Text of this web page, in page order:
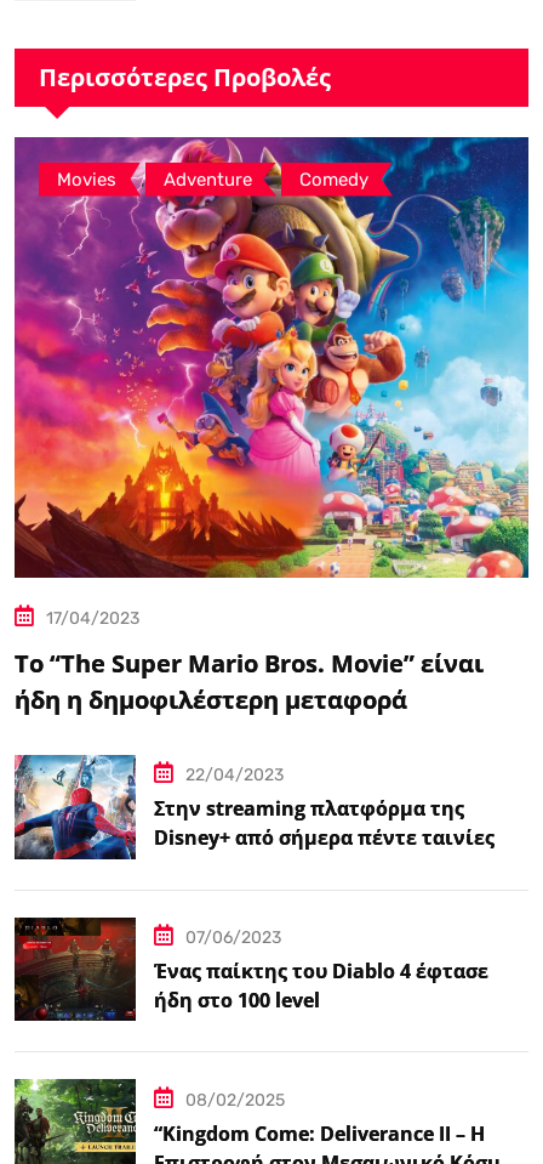
Περισσότερες Προβολές
Movies , Adventure , Comedy
17/04/2023
Το “The Super Mario Bros. Movie” είναι
ήδη η δημοφιλέστερη μεταφορά
22/04/2023
Στην streaming πλατφόρμα της
Disney+ από σήμερα πέντε ταινίες
07/06/2023
Ένας παίκτης του Diablo 4 έφτασε
ήδη στο 100 level
08/02/2025
“Kingdom Come: Deliverance II – Η